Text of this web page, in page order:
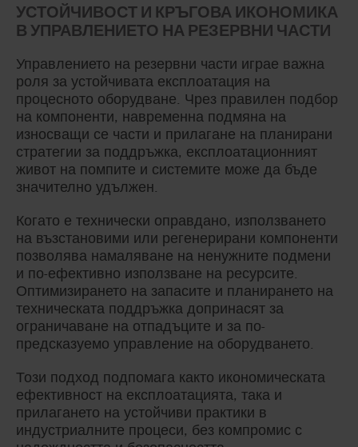
УСТОЙЧИВОСТ И КРЪГОВА ИКОНОМИКА
В УПРАВЛЕНИЕТО НА РЕЗЕРВНИ ЧАСТИ
Управлението на резервни части играе важна
роля за устойчивата експлоатация на
процесното оборудване. Чрез правилен подбор
на компоненти, навременна подмяна на
износващи се части и прилагане на планирани
стратегии за поддръжка, експлоатационният
живот на помпите и системите може да бъде
значително удължен.
Когато е технически оправдано, използването
на възстановими или регенерирани компоненти
позволява намаляване на ненужните подмени
и по-ефективно използване на ресурсите.
Оптимизирането на запасите и планирането на
техническата поддръжка допринасят за
ограничаване на отпадъците и за по-
предсказуемо управление на оборудването.
Този подход подпомага както икономическата
ефективност на експлоатацията, така и
прилагането на устойчиви практики в
индустриалните процеси, без компромис с